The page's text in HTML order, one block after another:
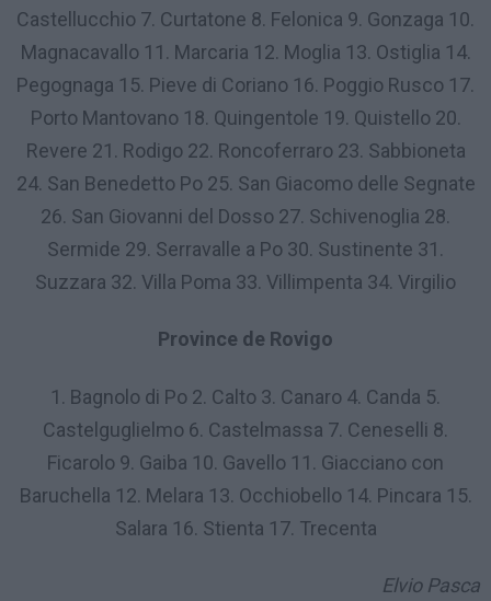
Castellucchio 7. Curtatone 8. Felonica 9. Gonzaga 10.
Magnacavallo 11. Marcaria 12. Moglia 13. Ostiglia 14.
Pegognaga 15. Pieve di Coriano 16. Poggio Rusco 17.
Porto Mantovano 18. Quingentole 19. Quistello 20.
Revere 21. Rodigo 22. Roncoferraro 23. Sabbioneta
24. San Benedetto Po 25. San Giacomo delle Segnate
26. San Giovanni del Dosso 27. Schivenoglia 28.
Sermide 29. Serravalle a Po 30. Sustinente 31.
Suzzara 32. Villa Poma 33. Villimpenta 34. Virgilio
Province de Rovigo
1. Bagnolo di Po 2. Calto 3. Canaro 4. Canda 5.
Castelguglielmo 6. Castelmassa 7. Ceneselli 8.
Ficarolo 9. Gaiba 10. Gavello 11. Giacciano con
Baruchella 12. Melara 13. Occhiobello 14. Pincara 15.
Salara 16. Stienta 17. Trecenta
Elvio Pasca